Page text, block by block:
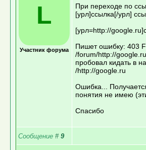
L
Участник форума
При переходе по
[урл]ссылка[/урл]
[урл=http://
Пишет ошибку: 403
/forum/http://google.ru
пробовал кидать в
/http://google.ru
Ошибка...
понятия не имею
Спасибо
Сообщение # 9